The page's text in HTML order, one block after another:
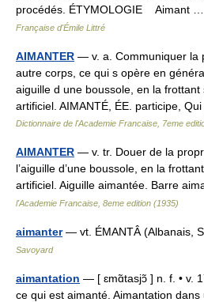
procédés. ÉTYMOLOGIE Aimant
Française d'Émile Littré
AIMANTER — v. a. Communiquer la
autre corps, ce qui s opère en
aiguille d une boussole, en la
artificiel. AIMANTÉ, ÉE. participe,
Dictionnaire de l'Academie Francaise, 7eme
AIMANTER — v. tr. Douer de la
l’aiguille d’une boussole, en la
artificiel. Aiguille aimantée. Barre
l'Academie Francaise, 8eme edition (1935)
aimanter— vt. ÉMANTÂ (Albanais,
Savoyard
aimantation — [ ɛmɑ̃tasjɔ̃ ] n. f. • v.
ce qui est aimanté. Aimantation